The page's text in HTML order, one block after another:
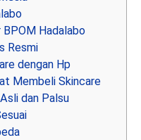
BPOM Hadalabo
Resmi
dengan Hp
Membeli Skincare
dan Palsu